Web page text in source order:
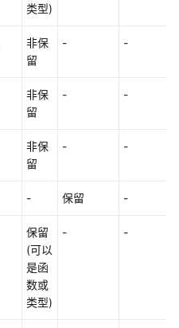
类型)
非保
留
- -
非保
留
- -
非保
留
- -
- 保留 -
保留
(可以
是函
数或
类型)
- -